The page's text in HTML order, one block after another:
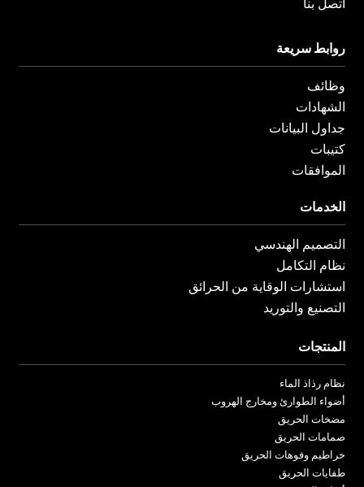
اتصل بنا
روابط سريعة
وظائف
الشهادات
جداول البيانات
كتيبات
الموافقات
الخدمات
التصميم الهندسي
نظام التكامل
استشارات الوقاية من الحرائق
التصنيع والتوريد
المنتجات
نظام رذاذ الماء
أضواء الطوارئ ومخارج الهروب
مضخات الحريق
صمامات الحريق
خراطيم وفوهات الحريق
طفايات الحريق